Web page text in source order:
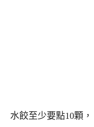
水餃至少要點10顆，